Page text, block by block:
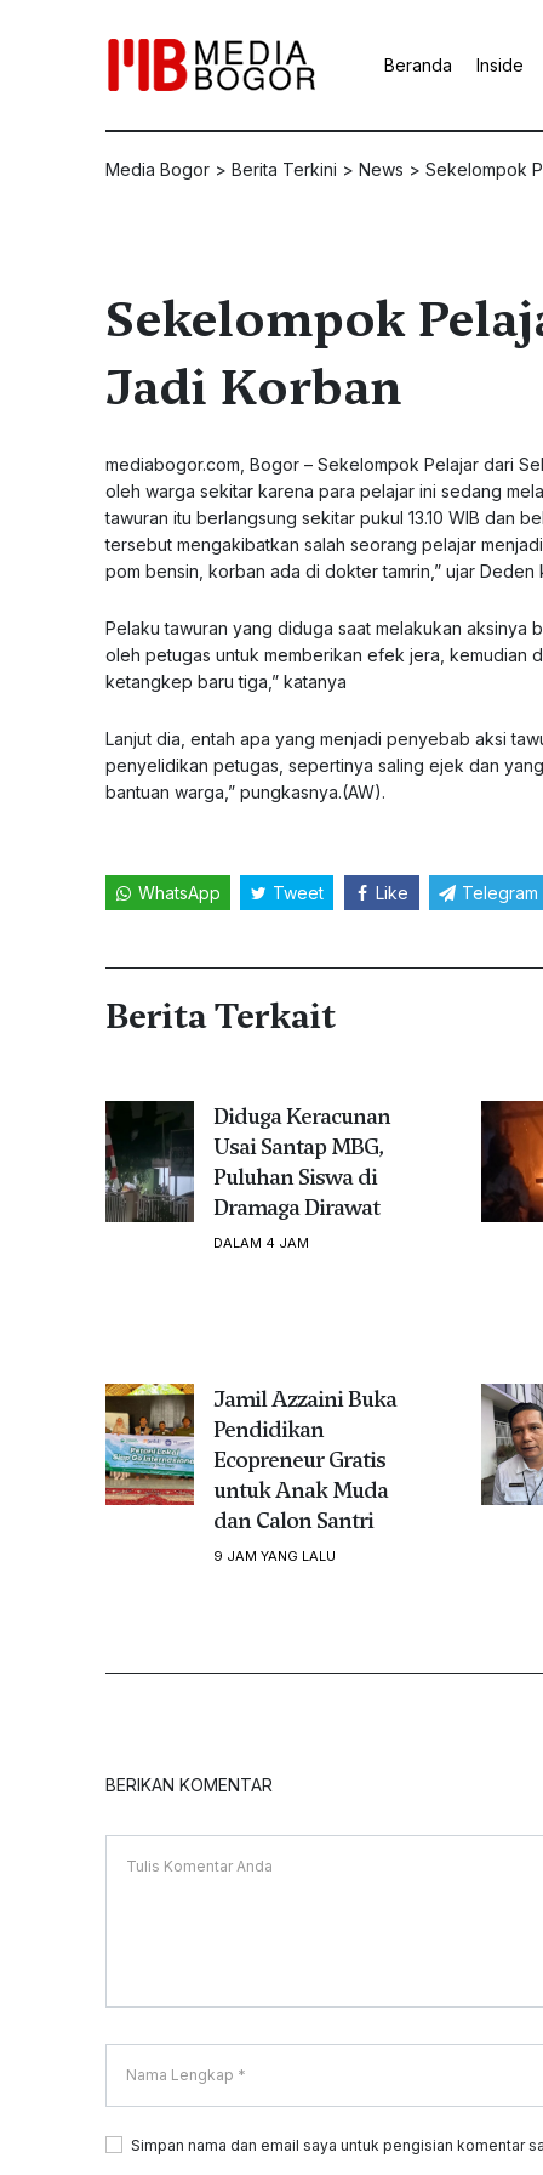
Beranda Inside
Media Bogor > Berita Terkini > News > Sekelompok
Sekelompok
Jadi Korban
mediabogor.com, Bogor – Sekelompok Pelajar dari
oleh warga sekitar karena para pelajar ini sedang
tawuran itu berlangsung sekitar pukul 13.10 WIB dan
tersebut mengakibatkan salah seorang pelajar
pom bensin, korban ada di dokter tamrin,” ujar Deden
Pelaku tawuran yang diduga saat melakukan
oleh petugas untuk memberikan efek jera, kemudian
ketangkep baru tiga,” katanya
Lanjut dia, entah apa yang menjadi penyebab aksi
penyelidikan petugas, sepertinya saling ejek dan
bantuan warga,” pungkasnya.(AW).
WhatsApp Tweet Like Telegram
Berita Terkait
Diduga Keracunan
Usai Santap MBG,
Puluhan Siswa di
Dramaga Dirawat
DALAM 4 JAM
Jamil Azzaini Buka
Pendidikan
Ecopreneur Gratis
untuk Anak Muda
dan Calon Santri
9 JAM YANG LALU
BERIKAN KOMENTAR
Simpan nama dan email saya untuk pengisian komentar